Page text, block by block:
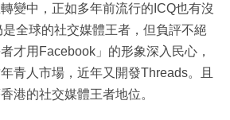
變中，正如多年前流行的ICQ也有沒
全球的社交媒體王者，但負評不絕
才用Facebook」的形象深入民心，
青人市場，近年又開發Threads。且
港的社交媒體王者地位。